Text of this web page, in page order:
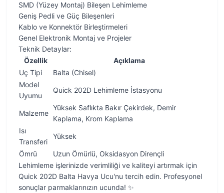
SMD (Yüzey Montaj) Bileşen Lehimleme
Geniş Pedli ve Güç Bileşenleri
Kablo ve Konnektör Birleştirmeleri
Genel Elektronik Montaj ve Projeler
Teknik Detaylar:
Özellik
Açıklama
Uç Tipi
Balta (Chisel)
Model
Uyumu
Quick 202D Lehimleme İstasyonu
Malzeme
Yüksek Saflıkta Bakır Çekirdek, Demir
Kaplama, Krom Kaplama
Isı
Transferi
Yüksek
Ömrü
Uzun Ömürlü, Oksidasyon Dirençli
Lehimleme işlerinizde verimliliği ve kaliteyi artırmak için
Quick 202D Balta Havya Ucu'nu tercih edin. Profesyonel
sonuçlar parmaklarınızın ucunda! ✨